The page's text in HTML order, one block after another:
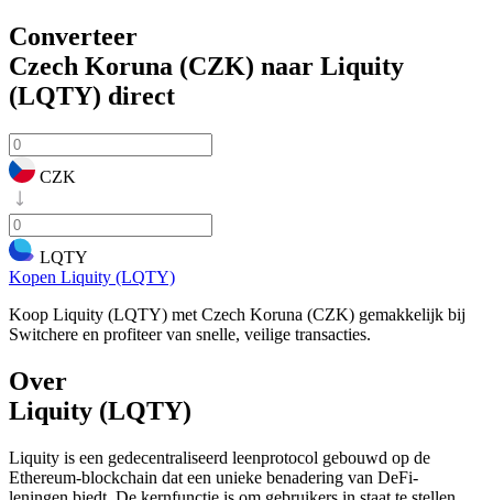
Converteer
Czech Koruna (CZK) naar Liquity
(LQTY) direct
CZK
LQTY
Kopen Liquity (LQTY)
Koop Liquity (LQTY) met Czech Koruna (CZK) gemakkelijk bij
Switchere en profiteer van snelle, veilige transacties.
Over
Liquity (LQTY)
Liquity is een gedecentraliseerd leenprotocol gebouwd op de
Ethereum-blockchain dat een unieke benadering van DeFi-